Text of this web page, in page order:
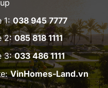
1:038 945 7777
2:085 818 1111
3:033 486 1111
VinHomes-Land.vn